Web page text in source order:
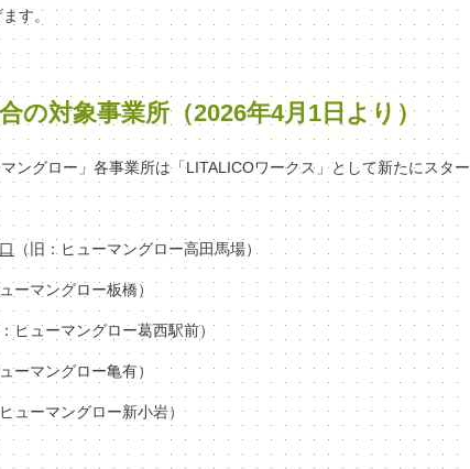
す。
の対象事業所（2026年4月1日より）
ングロー」各事業所は「LITALICOワークス」として新たにスタ
（旧：ヒューマングロー高田馬場）
ーマングロー板橋）
ヒューマングロー葛西駅前）
ーマングロー亀有）
ューマングロー新小岩）